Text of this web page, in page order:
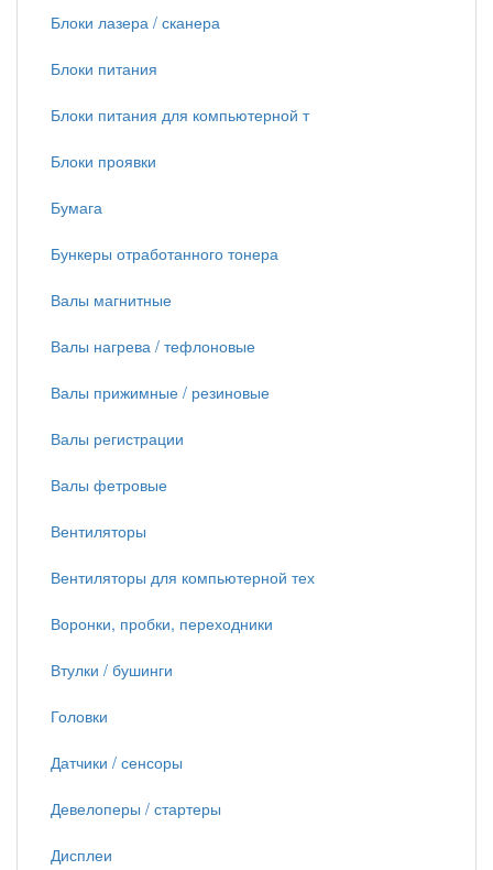
Блоки лазера / сканера
Блоки питания
Блоки питания для компьютерной т
Блоки проявки
Бумага
Бункеры отработанного тонера
Валы магнитные
Валы нагрева / тефлоновые
Валы прижимные / резиновые
Валы регистрации
Валы фетровые
Вентиляторы
Вентиляторы для компьютерной тех
Воронки, пробки, переходники
Втулки / бушинги
Головки
Датчики / сенсоры
Девелоперы / стартеры
Дисплеи